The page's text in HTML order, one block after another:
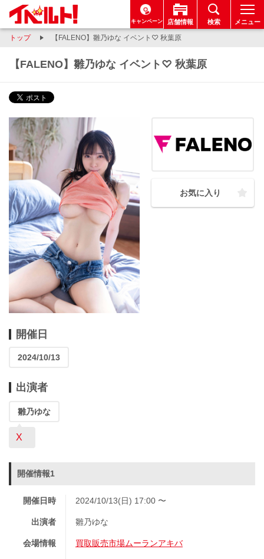
キャンペーン 店舗情報 検索 メニュー
トップ 【FALENO】雛乃ゆな イベント♡ 秋葉原
【FALENO】雛乃ゆな イベント♡ 秋葉原
お気に入り
開催日
2024/10/13
出演者
雛乃ゆな
X
開催情報1
開催日時 2024/10/13(日) 17:00 〜
出演者 雛乃ゆな
会場情報 買取販売市場ムーランアキバ